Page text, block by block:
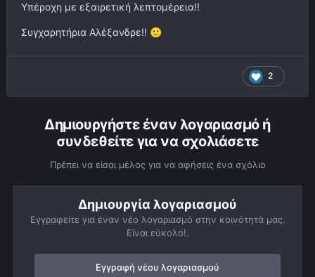
Υπέροχη με εξαιρετική λεπτομέρεια!!
Συγχαρητήρια Αλέξανδρε!! 🙂
2
Δημιουργήστε έναν λογαριασμό ή
συνδεθείτε για να σχολιάσετε
Πρέπει να είσαι μέλος για να αφήσεις ένα σχόλιο
Δημιουργία λογαριασμού
Εγγραφείτε για έναν νέο λογαριασμό στην κοινότητά μας.
Είναι εύκολο!.
Εγγραφή νέου λογαριασμού